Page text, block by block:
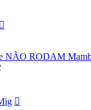
NÃO RODAM